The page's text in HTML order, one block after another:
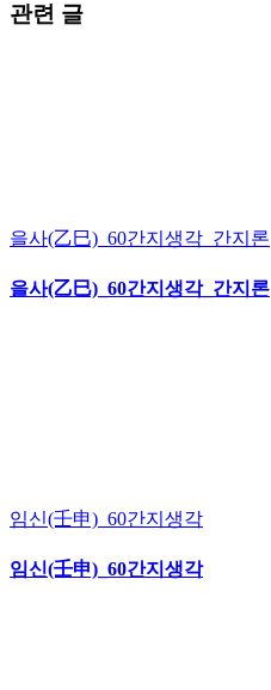
관련 글
을사(乙巳)_60간지생각_간지론
을사(乙巳)_60간지생각_간지론
임신(壬申)_60간지생각
임신(壬申)_60간지생각